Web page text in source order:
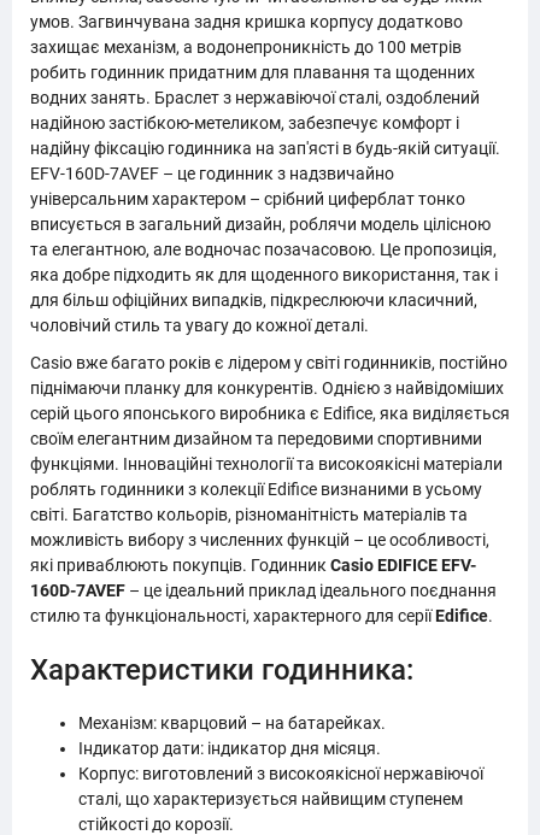
умов. Загвинчувана задня кришка корпусу додатково
захищає механізм, а водонепроникність до 100 метрів
робить годинник придатним для плавання та щоденних
водних занять. Браслет з нержавіючої сталі, оздоблений
надійною застібкою-метеликом, забезпечує комфорт і
надійну фіксацію годинника на зап'ясті в будь-якій ситуації.
EFV-160D-7AVEF – це годинник з надзвичайно
універсальним характером – срібний циферблат тонко
вписується в загальний дизайн, роблячи модель цілісною
та елегантною, але водночас позачасовою. Це пропозиція,
яка добре підходить як для щоденного використання, так і
для більш офіційних випадків, підкреслюючи класичний,
чоловічий стиль та увагу до кожної деталі.
Casio вже багато років є лідером у світі годинників, постійно
піднімаючи планку для конкурентів. Однією з найвідоміших
серій цього японського виробника є Edifice, яка виділяється
своїм елегантним дизайном та передовими спортивними
функціями. Інноваційні технології та високоякісні матеріали
роблять годинники з колекції Edifice визнаними в усьому
світі. Багатство кольорів, різноманітність матеріалів та
можливість вибору з численних функцій – це особливості,
які приваблюють покупців. Годинник Casio EDIFICE EFV-
160D-7AVEF – це ідеальний приклад ідеального поєднання
стилю та функціональності, характерного для серіїEdifice.
Характеристики годинника:
Механізм: кварцовий – на батарейках.
Індикатор дати: індикатор дня місяця.
Корпус: виготовлений з високоякісної нержавіючої
сталі, що характеризується найвищим ступенем
стійкості до корозії.